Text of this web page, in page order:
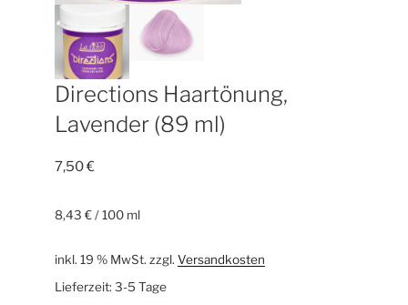
Directions Haartönung,
Lavender (89 ml)
7,50€
8,43 €/100 ml
inkl. 19 % MwSt. zzgl. Versandkosten
Lieferzeit: 3-5 Tage